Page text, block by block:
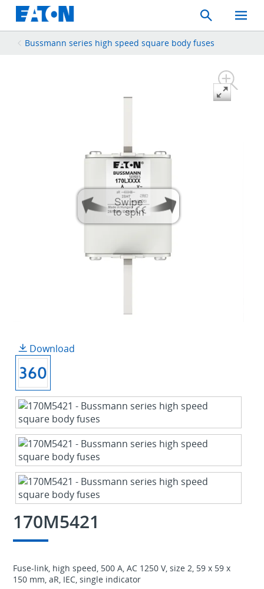
Search
Toggle
Mobile
Bussmann series high speed square body fuses
Swipe
to spin
Download
170M5421
Fuse-link, high speed, 500 A, AC 1250 V, size 2, 59 x 59 x
150 mm, aR, IEC, single indicator